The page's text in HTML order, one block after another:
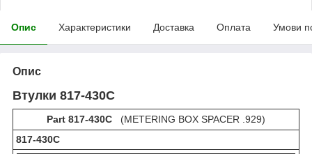
Опис Характеристики Доставка Оплата Умови
Опис
Втулки 817-430C
Part 817-430C (METERING BOX SPACER .929)
817-430С